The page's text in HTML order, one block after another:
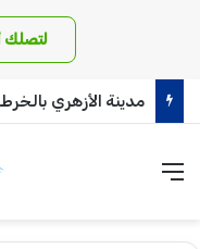
لتصلك
مدينة الأزهري
القائمة